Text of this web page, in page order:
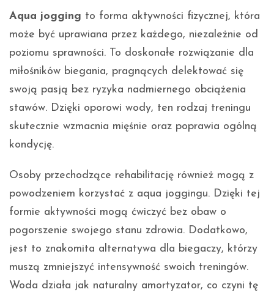
Aqua jogging to forma aktywności fizycznej, która
może być uprawiana przez każdego, niezależnie od
poziomu sprawności. To doskonałe rozwiązanie dla
miłośników biegania, pragnących delektować się
swoją pasją bez ryzyka nadmiernego obciążenia
stawów. Dzięki oporowi wody, ten rodzaj treningu
skutecznie wzmacnia mięśnie oraz poprawia ogólną
kondycję.
Osoby przechodzące rehabilitację również mogą z
powodzeniem korzystać z aqua joggingu. Dzięki tej
formie aktywności mogą ćwiczyć bez obaw o
pogorszenie swojego stanu zdrowia. Dodatkowo,
jest to znakomita alternatywa dla biegaczy, którzy
muszą zmniejszyć intensywność swoich treningów.
Woda działa jak naturalny amortyzator, co czyni tę